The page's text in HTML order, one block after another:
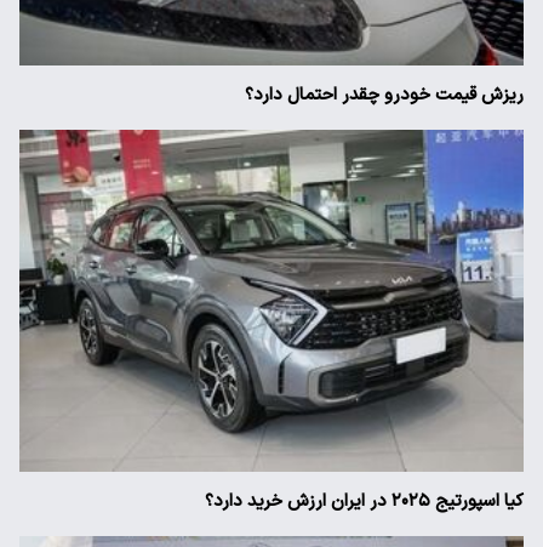
ریزش قیمت خودرو چقدر احتمال دارد؟
کیا اسپورتیج ۲۰۲۵ در ایران ارزش خرید دارد؟